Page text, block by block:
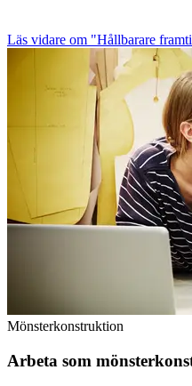
Läs vidare om "Hållbarare
Mönsterkonstruktion
Arbeta som